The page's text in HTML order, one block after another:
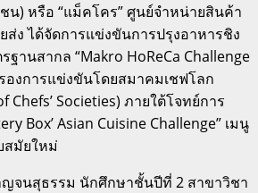
น) หรือ “แม็คโคร” ศูนย์จำหน่ายสินค้า
ง ได้จัดการแข่งขันการปรุงอาหารชิง
านสากล “Makro HoReCa Challenge
องการแข่งขันโดยสมาคมเชฟโลก
Chefs’ Societies) ภายใต้โจทย์การ
Box’ Asian Cuisine Challenge” เมนู
สมัยใหม่
จนสุธรรม นักศึกษาชั้นปีที่ 2 สาขาวิชา